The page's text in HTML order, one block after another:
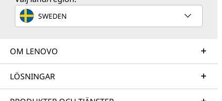
SWEDEN
OM LENOVO
LÖSNINGAR